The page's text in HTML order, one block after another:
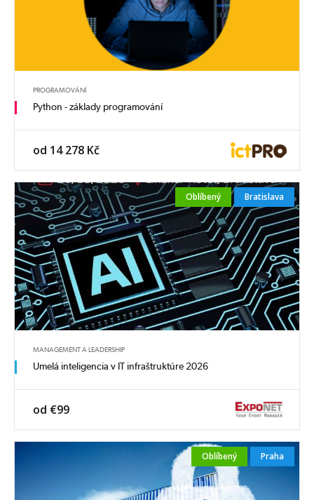
PROGRAMOVÁNÍ
Python - základy programování
od 14 278 Kč
Oblíbený Bratislava
MANAGEMENT A LEADERSHIP
Umelá inteligencia v IT infraštruktúre 2026
od €99
Oblíbený Praha